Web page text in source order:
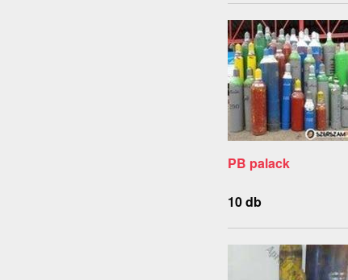
PB palack
10 db